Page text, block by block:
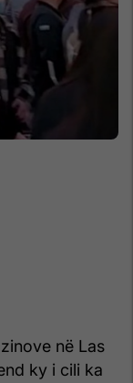
në Las
ky i cili ka